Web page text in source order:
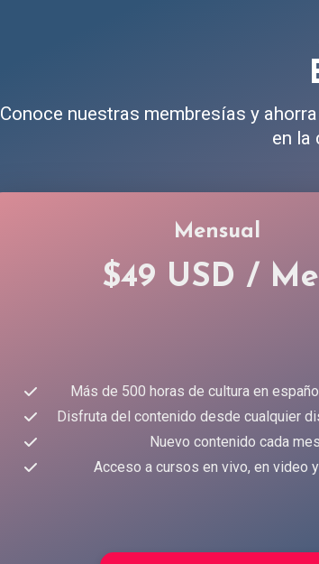
Conoce nuestras membresías y
en la
Mensual
$49 USD /
Más de 500 horas de cultura en
Disfruta del contenido desde cualquier
Nuevo contenido cada mes
Acceso a cursos en vivo, en video